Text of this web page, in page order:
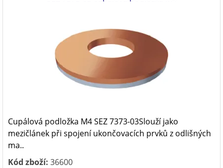
Cupálová podložka M4 SEZ 7373-03Slouží jako
mezičlánek při spojení ukončovacích prvků z odlišných
ma..
Kód zboží: 36600